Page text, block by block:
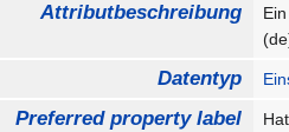
Attributbeschreibung
Datentyp
Preferred property label